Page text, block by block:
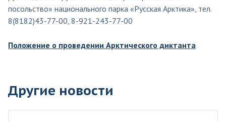
посольство» национального парка «Русская Арктика», тел.
8(8182)43-77-00, 8-921-243-77-00
Положение о проведении Арктического диктанта
Другие новости